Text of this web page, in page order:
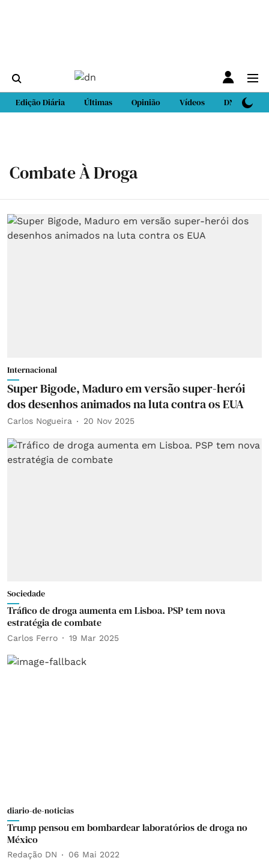
Edição Diária Últimas Opinião Vídeos DN Sport
Combate À Droga
Internacional
Super Bigode, Maduro em versão super-herói
dos desenhos animados na luta contra os EUA
Carlos Nogueira 20 Nov 2025
Sociedade
Tráfico de droga aumenta em Lisboa. PSP tem nova
estratégia de combate
Carlos Ferro 19 Mar 2025
diario-de-noticias
Trump pensou em bombardear laboratórios de droga no
México
Redação DN 06 Mai 2022